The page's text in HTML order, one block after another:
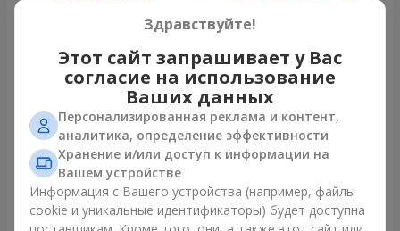
Букет "Piedmont"
4 879 грн
Композиция "Сильвия"
3 713 грн
Здравствуйте!
Этот сайт запрашивает у Вас
согласие на использование
Ваших данных
Персонализированная реклама и контент,
аналитика, определение эффективности
Хранение и/или доступ к информации на
Вашем устройстве
Информация с Вашего устройства (например, файлы
cookie и уникальные идентификаторы) будет доступна